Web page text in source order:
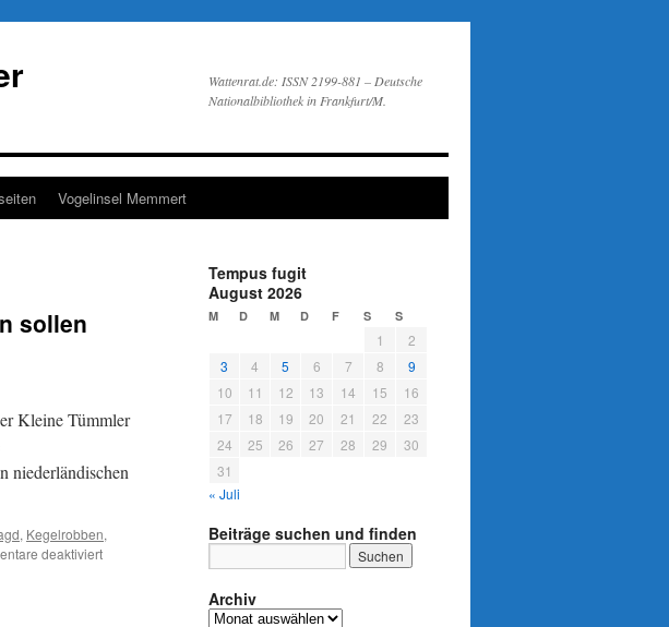
Wattenrat.de: ISSN 2199-881 – Deutsche
Nationalbibliothek in Frankfurt/M.
Vogelinsel Memmert
sollen
Kleine Tümmler
niederländischen
, Kegelrobben,
deaktiviertfür
Tempus fugit
August 2026
M D M D F S S
1
2
3
4 5 6 7 8
9
10
11 12 13 14 15
16
17
18 19 20 21 22
23
24
25 26 27 28 29
30
31
« Juli
Beiträge suchen und finden
Archiv
Archiv